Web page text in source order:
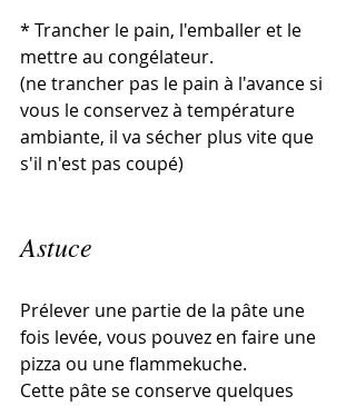
* Trancher le pain, l'emballer et le
mettre au congélateur.
(ne trancher pas le pain à l'avance si
vous le conservez à température
ambiante, il va sécher plus vite que
s'il n'est pas coupé)
Astuce
Prélever une partie de la pâte une
fois levée, vous pouvez en faire une
pizza ou une flammekuche.
Cette pâte se conserve quelques